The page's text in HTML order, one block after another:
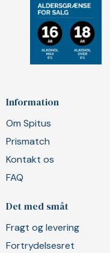
Information
Om Spitus
Prismatch
Kontakt os
FAQ
Det med småt
Fragt og levering
Fortrydelsesret